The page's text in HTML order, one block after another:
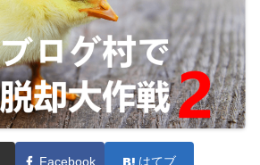
Facebook はてブ